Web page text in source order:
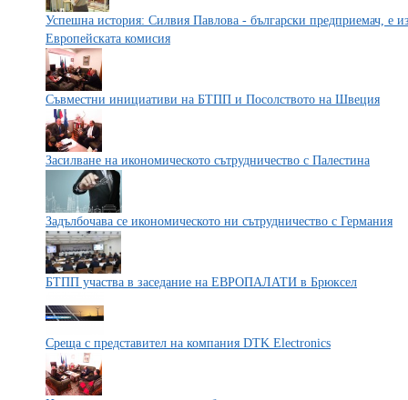
Успешна история: Силвия Павлова - български предприемач, е
Европейската комисия
Съвместни инициативи на БТПП и Посолството на Швеция
Засилване на икономическото сътрудничество с Палестина
Задълбочава се икономическото ни сътрудничество с Германия
БТПП участва в заседание на ЕВРОПАЛАТИ в Брюксел
Среща с представител на компания DTK Electronics